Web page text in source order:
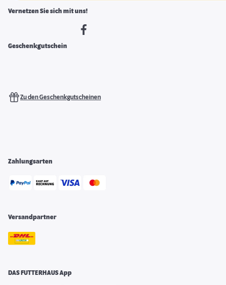
Vernetzen Sie sich mit uns!
Geschenkgutschein
Zu den Geschenkgutscheinen
Zahlungsarten
Versandpartner
DAS FUTTERHAUS App